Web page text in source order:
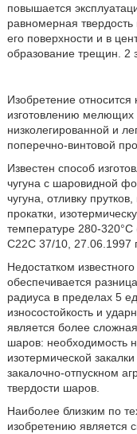
повышается
равномерная
его поверхности и в
образование трещин. 2
Изобретение относится
изготовлению мелющих
низколегированной и
поперечно-винтовой
Известен способ
чугуна с шаровидной
чугуна, отливку
прокатки,
температуре 280-
C22C 37/10, 27.06.1997
Недостатком
обеспечивается
радиуса в пределах 5
износостойкость и
является более
шаров: необходимость
изотермической
закалочно-отпускном
твердости шаров.
Наиболее близким по
изобретению является